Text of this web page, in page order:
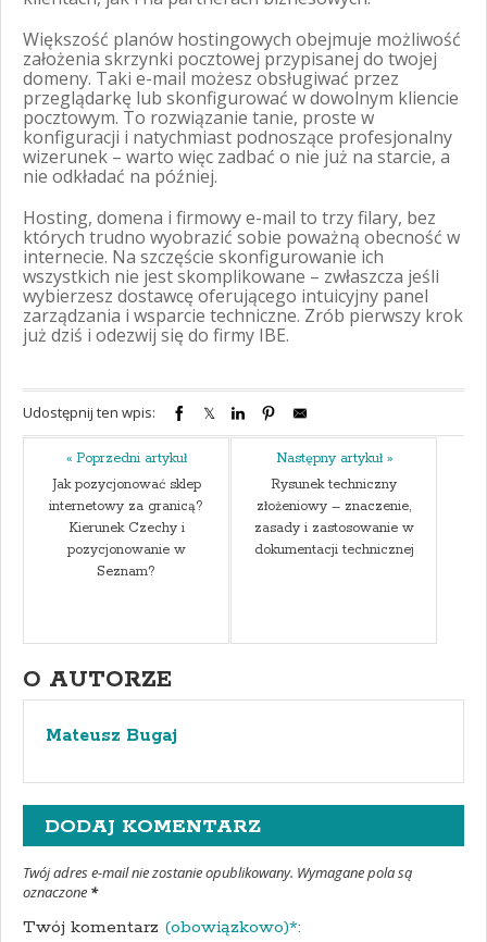
Większość planów hostingowych obejmuje możliwość
założenia skrzynki pocztowej przypisanej do twojej
domeny. Taki e-mail możesz obsługiwać przez
przeglądarkę lub skonfigurować w dowolnym kliencie
pocztowym. To rozwiązanie tanie, proste w
konfiguracji i natychmiast podnoszące profesjonalny
wizerunek – warto więc zadbać o nie już na starcie, a
nie odkładać na później.
Hosting, domena i firmowy e-mail to trzy filary, bez
których trudno wyobrazić sobie poważną obecność w
internecie. Na szczęście skonfigurowanie ich
wszystkich nie jest skomplikowane – zwłaszcza jeśli
wybierzesz dostawcę oferującego intuicyjny panel
zarządzania i wsparcie techniczne. Zrób pierwszy krok
już dziś i odezwij się do firmy IBE.
Udostępnij ten wpis:
« Poprzedni artykuł
Jak pozycjonować sklep
internetowy za granicą?
Kierunek Czechy i
pozycjonowanie w
Seznam?
Następny artykuł »
Rysunek techniczny
złożeniowy – znaczenie,
zasady i zastosowanie w
dokumentacji technicznej
O AUTORZE
Mateusz Bugaj
DODAJ KOMENTARZ
Twój adres e-mail nie zostanie opublikowany. Wymagane pola są
oznaczone *
Twój komentarz (obowiązkowo)*: